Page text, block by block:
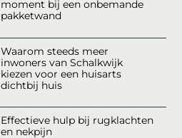
moment bij een onbemande
pakketwand
Waarom steeds meer
inwoners van Schalkwijk
kiezen voor een huisarts
dichtbij huis
Effectieve hulp bij rugklachten
en nekpijn